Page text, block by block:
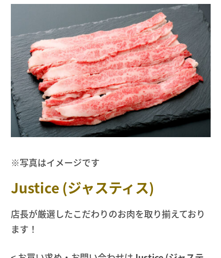
※写真はイメージです
Justice (ジャスティス)
店長が厳選したこだわりのお肉を取り揃えており
ます！